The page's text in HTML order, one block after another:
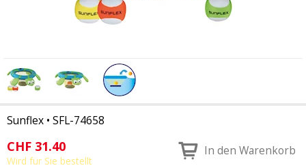
Sunflex • SFL-74658
CHF 31.40
Wird für Sie bestellt
In den Warenkorb